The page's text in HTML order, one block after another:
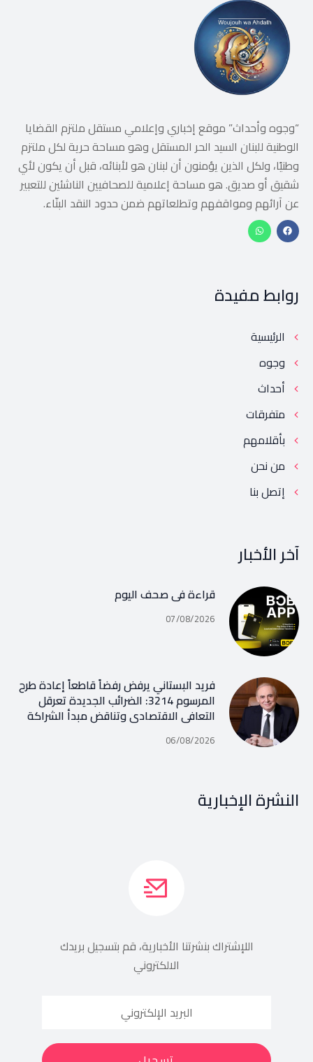
“وجوه وأحداث” موقع إخباري وإعلامي مستقل ملتزم القضايا
الوطنية للبنان السيد الحر المستقل وهو مساحة حرية لكل ملتزم
وطنيًا، ولكل الذين يؤمنون أن لبنان هو لأبنائه، قبل أن يكون لأي
شقيق أو صديق. هو مساحة إعلامية للصحافيين الناشئين للتعبير
عن آرائهم ومواقفهم وتطلعاتهم ضمن حدود النقد البنّاء.
روابط مفيدة
الرئيسية
وجوه
أحداث
متفرقات
بأقلامهم
من نحن
إتصل بنا
آخر الأخبار
قراءة في صحف اليوم
07/08/2026
فريد البستاني يرفض رفضاً قاطعاً إعادة طرح
المرسوم 3214: الضرائب الجديدة تعرقل
التعافي الاقتصادي وتناقض مبدأ الشراكة
06/08/2026
النشرة الإخبارية
اللإشتراك بنشرتنا الأخبارية، قم بتسجيل بريدك
الالكتروني